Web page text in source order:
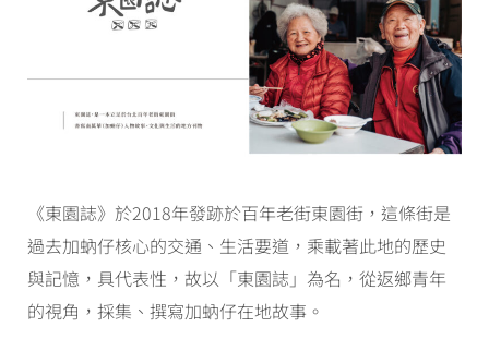
《東園誌》於2018年發跡於百年老街東園街，這條街是
過去加蚋仔核心的交通、生活要道，乘載著此地的歷史
與記憶，具代表性，故以「東園誌」為名，從返鄉青年
的視角，採集、撰寫加蚋仔在地故事。